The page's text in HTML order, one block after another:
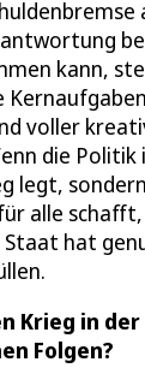
kann,
voller
die Politik
legt,
alle
hat
Krieg in
Folgen?